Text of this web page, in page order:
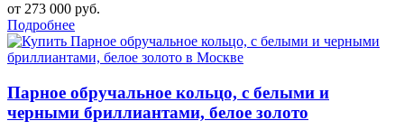
от 273 000 руб.
Подробнее
Парное обручальное кольцо, с белыми и
черными бриллиантами, белое золото